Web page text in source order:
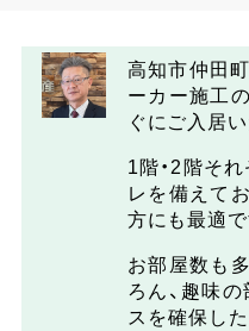
高知市仲田
ーカー施工
ぐにご入居い
1階・2階そ
レを備えて
方にも最適で
お部屋数も
ろん、趣味
スを確保し